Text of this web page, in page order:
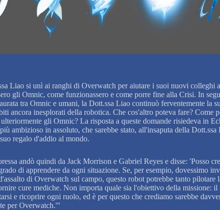
Liao si unì ai ranghi di Overwatch per aiutare i suoi nuovi colleghi
gli Omnic, come funzionassero e come porre fine alla Crisi. In
tra Omnic e umani, la Dott.ssa Liao continuò ferventemente la
ancora inesplorati della robotica. Che cos'altro poteva fare? Come
gli Omnic? La risposta a queste domande risiedeva in
ambizioso in assoluto, che sarebbe stato, all'insaputa della Dott.ssa
regalo d'addio al mondo.
andò quindi da Jack Morrison e Gabriel Reyes e disse: 'Posso
di apprendere da ogni situazione. Se, per esempio, dovessimo
di Overwatch sul campo, questo robot potrebbe tanto pilotare
cure mediche. Non importa quale sia l'obiettivo della missione: il
e ricoprire ogni ruolo, ed è per questo che crediamo sarebbe
per Overwatch.'"